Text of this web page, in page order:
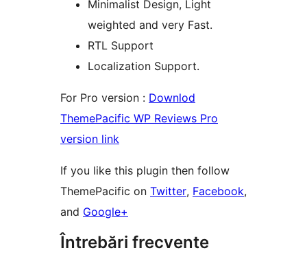
Minimalist Design, Light
weighted and very Fast.
RTL Support
Localization Support.
For Pro version : Downlod
ThemePacific WP Reviews Pro
version link
If you like this plugin then follow
ThemePacific on Twitter, Facebook,
and Google+
Întrebări frecvente